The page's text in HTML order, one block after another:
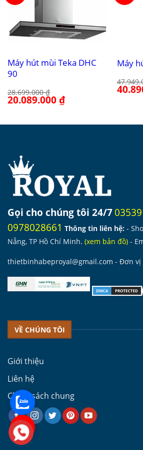
Máy hút mùi Teka DHC
90
28.699.000₫
Giá
gốc
20.089.000₫Giá
hiện
20.089.000 ₫.
Máy
Giá
gốc
Gọi cho chúng tôi 24/7
0978028661 Thông tin liên hệ: -
Nẵng, TP Hồ Chí Minh. (xem bản đồ) -
thietbinhabeproyal@gmail.com - Đơn vị
VỀ CHÚNG TÔI
Giới thiệu
Liên hệ
Chính sách chung